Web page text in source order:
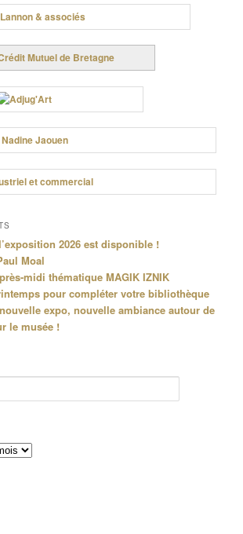
2026 est disponible !
Moal
midi thématique MAGIK IZNIK
pour compléter votre bibliothèque
expo, nouvelle ambiance autour de
le musée !